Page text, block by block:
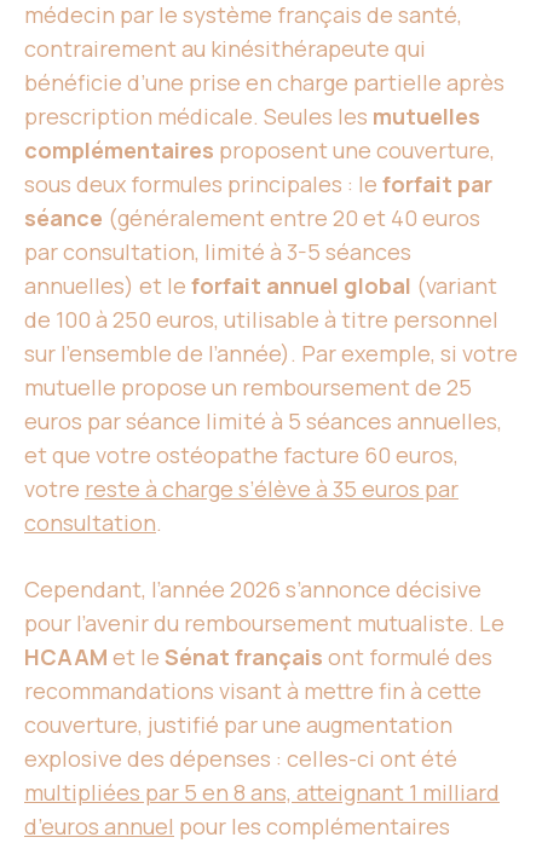
médecin par le système français de santé,
contrairement au kinésithérapeute qui
bénéficie d’une prise en charge partielle après
prescription médicale. Seules les mutuelles
complémentaires proposent une couverture,
sous deux formules principales : le forfait par
séance (généralement entre 20 et 40 euros
par consultation, limité à 3-5 séances
annuelles) et le forfait annuel global (variant
de 100 à 250 euros, utilisable à titre personnel
sur l’ensemble de l’année). Par exemple, si votre
mutuelle propose un remboursement de 25
euros par séance limité à 5 séances annuelles,
et que votre ostéopathe facture 60 euros,
votre reste à charge s’élève à 35 euros par
consultation.
Cependant, l’année 2026 s’annonce décisive
pour l’avenir du remboursement mutualiste. Le
HCAAM et le Sénat français ont formulé des
recommandations visant à mettre fin à cette
couverture, justifié par une augmentation
explosive des dépenses : celles-ci ont été
multipliées par 5 en 8 ans, atteignant 1 milliard
d’euros annuel pour les complémentaires